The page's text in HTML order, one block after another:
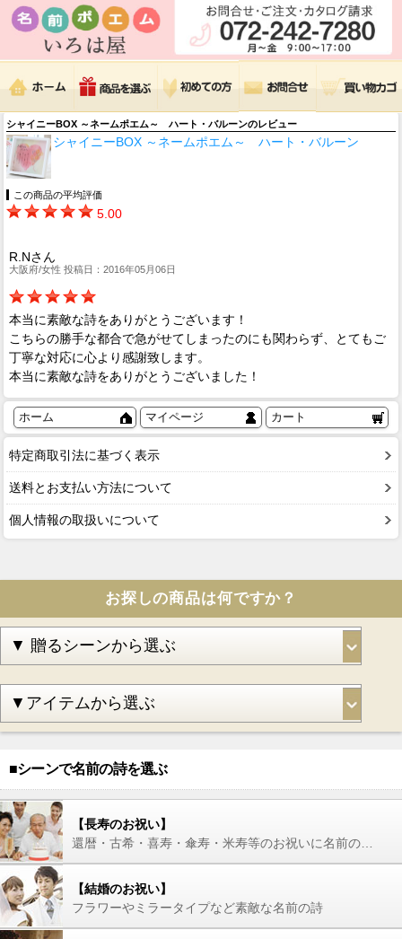
シャイニーBOX ～ネームポエム～ ハート・バルーンのレビュー
シャイニーBOX ～ネームポエム～ ハート・バルーン
この商品の平均評価
5.00
R.Nさん
大阪府/女性 投稿日：2016年05月06日
本当に素敵な詩をありがとうございます！
こちらの勝手な都合で急がせてしまったのにも関わらず、とてもご
丁寧な対応に心より感謝致します。
本当に素敵な詩をありがとうございました！
ホーム マイページ カート
特定商取引法に基づく表示
送料とお支払い方法について
個人情報の取扱いについて
お探しの商品は何ですか？
■シーンで名前の詩を選ぶ
【長寿のお祝い】
【結婚のお祝い】
フラワーやミラータイプなど素敵な名前の詩